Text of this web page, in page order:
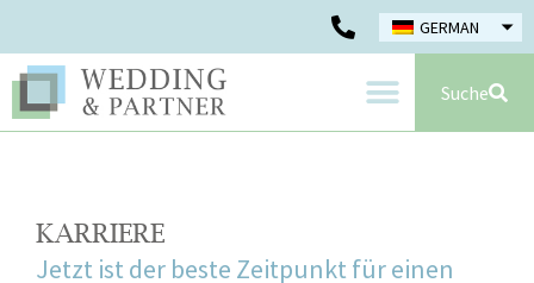
Suche
KARRIERE
Jetzt ist der beste Zeitpunkt für einen
GERMAN